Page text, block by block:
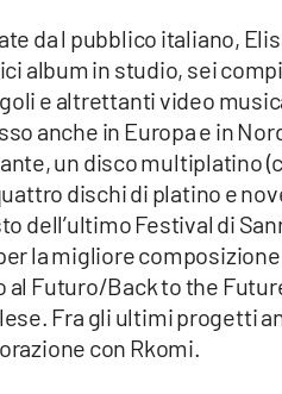
da l pubblico italiano,
album in studio, sei
e altrettanti video
anche in Europa e in
un disco multiplatino
dischi di platino e
dell’ultimo Festival di
la migliore
al Futuro/Back to the
Fra gli ultimi progetti
con Rkomi.